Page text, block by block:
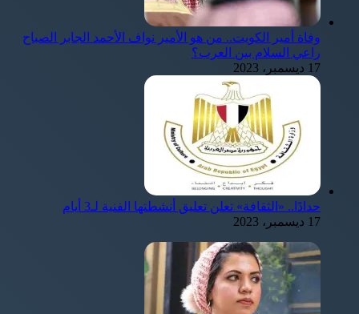
وفاة أمير الكويت.. من هو الأمير نواف الأحمد الجابر الصباح
راعي السلام بين العرب؟
17 ديسمبر، 2023
حدادًا.. «الثقافة» تعلن تعليق أنشطتها الفنية لـ3 أيام
17 ديسمبر، 2023